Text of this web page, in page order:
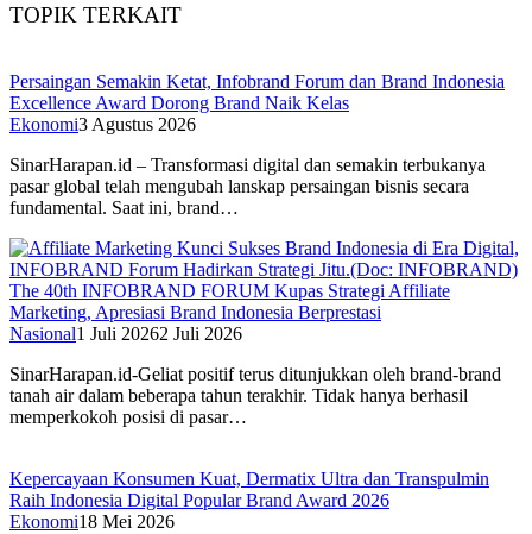
TOPIK TERKAIT
Persaingan Semakin Ketat, Infobrand Forum dan Brand Indonesia
Excellence Award Dorong Brand Naik Kelas
Ekonomi3 Agustus 2026
SinarHarapan.id – Transformasi digital dan semakin terbukanya
pasar global telah mengubah lanskap persaingan bisnis secara
fundamental. Saat ini, brand…
The 40th INFOBRAND FORUM Kupas Strategi Affiliate
Marketing, Apresiasi Brand Indonesia Berprestasi
Nasional1 Juli 20262 Juli 2026
SinarHarapan.id-Geliat positif terus ditunjukkan oleh brand-brand
tanah air dalam beberapa tahun terakhir. Tidak hanya berhasil
memperkokoh posisi di pasar…
Kepercayaan Konsumen Kuat, Dermatix Ultra dan Transpulmin
Raih Indonesia Digital Popular Brand Award 2026
Ekonomi18 Mei 2026